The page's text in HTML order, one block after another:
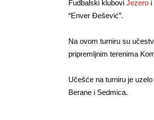
Fudbalski klubovi Jezero i
“Enver Đešević”.
Na ovom turniru su
pri­prem­ljnim te­re­ni­ma
Učešće na turniru je
Be­ra­ne i Sed­mi­ca.